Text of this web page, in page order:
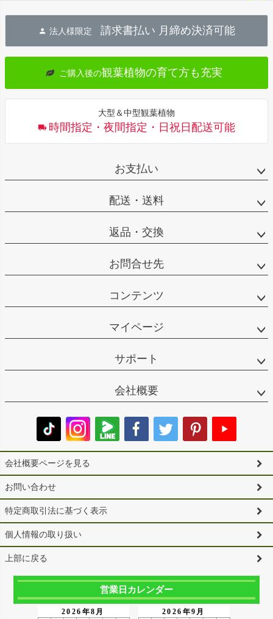
へ
法人様限定 請求書払い 月締め決済可能
ご購入後の観葉植物の育て方も充実
大型＆中型観葉植物
時間指定・夜間指定・日祝日配送可能
お支払い
配送・送料
返品・交換
お問合せ先
コンテンツ
マイページ
サポート
会社概要
会社概要ページを見る
お問い合わせ
特定商取引法に基づく表示
個人情報の取り扱い
上部に戻る
営業日カレンダー